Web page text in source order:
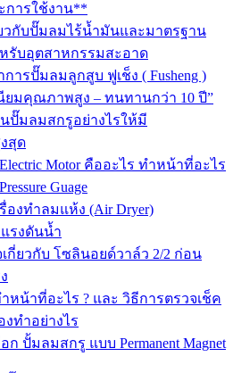
การใช้งาน**
วกับปั๊มลมไร้น้ำมันและมาตรฐาน
รับอุตสาหกรรมสะอาด
ารปั๊มลมลูกสูบ ฟูเช็ง ( Fusheng )
ยมคุณภาพสูง – ทนทานกว่า 10 ปี”
ปั๊มลมสกรูอย่างไรให้มี
สุด
Motor คืออะไร ทำหน้าที่อะไร
Guage
องทำลมแห้ง (Air Dryer)
รงดันน้ำ
กี่ยวกับ โซลินอยด์วาล์ว 2/2 ก่อน
หน้าที่อะไร ? และ วิธีการตรวจเช็ค
ทำอย่างไร
ก ปั้มลมสกรู แบบ Permanent Magnet